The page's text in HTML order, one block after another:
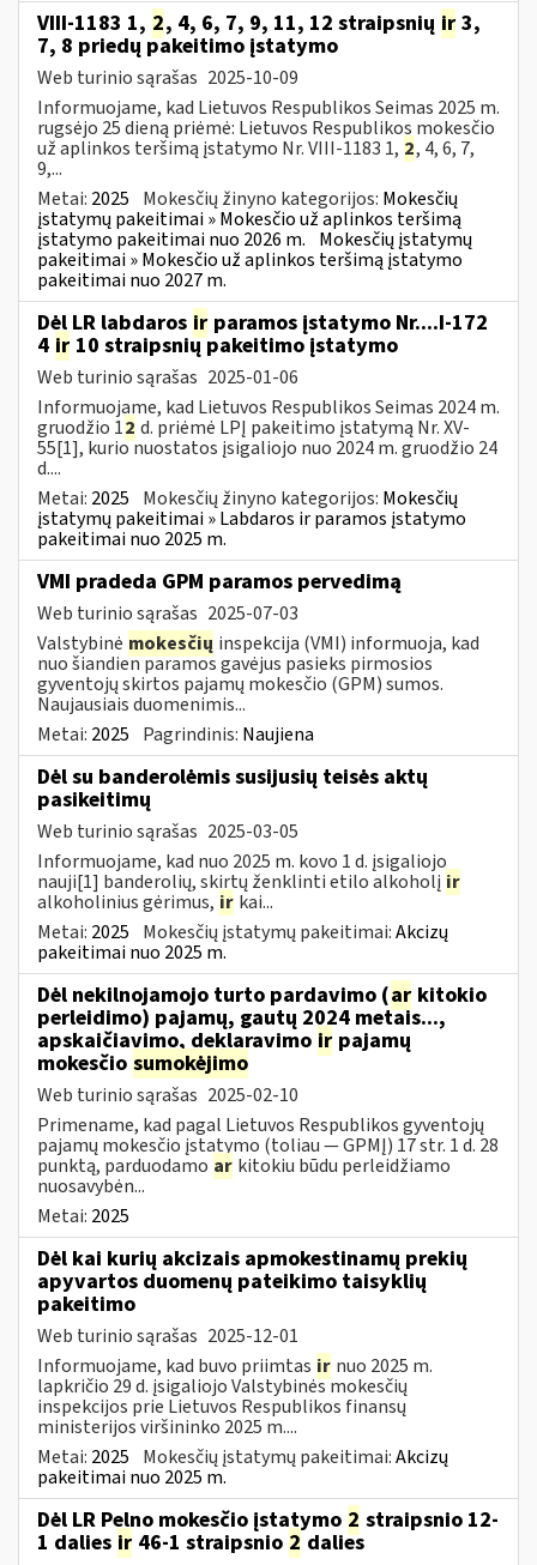
VIII-1183 1, 2, 4, 6, 7, 9, 11, 12 straipsnių ir 3,
7, 8 priedų pakeitimo įstatymo
Web turinio sąrašas 2025-10-09
Informuojame, kad Lietuvos Respublikos Seimas 2025 m.
rugsėjo 25 dieną priėmė: Lietuvos Respublikos mokesčio
už aplinkos teršimą įstatymo Nr. VIII-1183 1, 2, 4, 6, 7,
9,...
Metai: 2025 Mokesčių žinyno kategorijos: Mokesčių
įstatymų pakeitimai » Mokesčio už aplinkos teršimą
įstatymo pakeitimai nuo 2026 m. Mokesčių įstatymų
pakeitimai » Mokesčio už aplinkos teršimą įstatymo
pakeitimai nuo 2027 m.
Dėl LR labdaros ir paramos įstatymo Nr....I-172
4 ir 10 straipsnių pakeitimo įstatymo
Web turinio sąrašas 2025-01-06
Informuojame, kad Lietuvos Respublikos Seimas 2024 m.
gruodžio 12 d. priėmė LPĮ pakeitimo įstatymą Nr. XV-
55[1], kurio nuostatos įsigaliojo nuo 2024 m. gruodžio 24
d....
Metai: 2025 Mokesčių žinyno kategorijos: Mokesčių
įstatymų pakeitimai » Labdaros ir paramos įstatymo
pakeitimai nuo 2025 m.
VMI pradeda GPM paramos pervedimą
Web turinio sąrašas 2025-07-03
Valstybinė mokesčių inspekcija (VMI) informuoja, kad
nuo šiandien paramos gavėjus pasieks pirmosios
gyventojų skirtos pajamų mokesčio (GPM) sumos.
Naujausiais duomenimis...
Metai: 2025 Pagrindinis: Naujiena
Dėl su banderolėmis susijusių teisės aktų
pasikeitimų
Web turinio sąrašas 2025-03-05
Informuojame, kad nuo 2025 m. kovo 1 d. įsigaliojo
nauji[1] banderolių, skirtų ženklinti etilo alkoholį ir
alkoholinius gėrimus, ir kai...
Metai: 2025 Mokesčių įstatymų pakeitimai:Akcizų
pakeitimai nuo 2025 m.
Dėl nekilnojamojo turto pardavimo (ar kitokio
perleidimo) pajamų, gautų 2024 metais...,
apskaičiavimo, deklaravimo ir pajamų
mokesčio sumokėjimo
Web turinio sąrašas 2025-02-10
Primename, kad pagal Lietuvos Respublikos gyventojų
pajamų mokesčio įstatymo (toliau — GPMĮ) 17 str. 1 d. 28
punktą, parduodamo ar kitokiu būdu perleidžiamo
nuosavybėn...
Metai: 2025
Dėl kai kurių akcizais apmokestinamų prekių
apyvartos duomenų pateikimo taisyklių
pakeitimo
Web turinio sąrašas 2025-12-01
Informuojame, kad buvo priimtas ir nuo 2025 m.
lapkričio 29 d. įsigaliojo Valstybinės mokesčių
inspekcijos prie Lietuvos Respublikos finansų
ministerijos viršininko 2025 m....
Metai: 2025 Mokesčių įstatymų pakeitimai:Akcizų
pakeitimai nuo 2025 m.
Dėl LR Pelno mokesčio įstatymo 2 straipsnio 12-
1 dalies ir 46-1 straipsnio 2 dalies